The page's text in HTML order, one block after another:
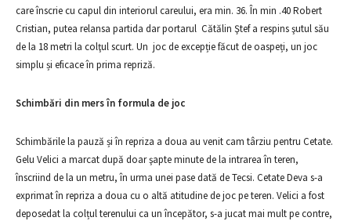
care înscrie cu capul din interiorul careului, era min. 36. În min .40 Robert
Cristian, putea relansa partida dar portarul Cătălin Ştef a respins şutul său
de la 18 metri la colţul scurt. Un joc de excepție făcut de oaspeți, un joc
simplu și eficace în prima repriză.
Schimbări din mers în formula de joc
Schimbările la pauză și în repriza a doua au venit cam târziu pentru Cetate.
Gelu Velici a marcat după doar şapte minute de la intrarea în teren,
înscriind de la un metru, în urma unei pase dată de Tecsi. Cetate Deva s-a
exprimat în repriza a doua cu o altă atitudine de joc pe teren. Velici a fost
deposedat la colțul terenului ca un începător, s-a jucat mai mult pe contre,